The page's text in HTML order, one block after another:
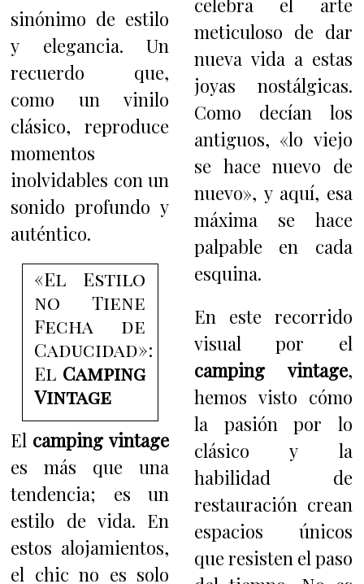
sinónimo de estilo
y elegancia. Un
recuerdo que,
como un vinilo
clásico, reproduce
momentos
inolvidables con un
sonido profundo y
auténtico.
«El Estilo
no Tiene
Fecha de
Caducidad»:
El Camping
Vintage
El camping vintage
es más que una
tendencia; es un
estilo de vida. En
estos alojamientos,
el chic no es solo
celebra el arte
meticuloso de dar
nueva vida a estas
joyas nostálgicas.
Como decían los
antiguos, «lo viejo
se hace nuevo de
nuevo», y aquí, esa
máxima se hace
palpable en cada
esquina.
En este recorrido
visual por el
camping vintage,
hemos visto cómo
la pasión por lo
clásico y la
habilidad de
restauración crean
espacios únicos
que resisten el paso